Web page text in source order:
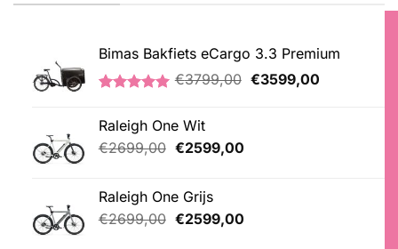
Bimas Bakfiets eCargo 3.3 Premium
gebaseerd
op
klantbeoordelingen
€3799,00 Oorspronkelijke
€3599,00Huidige
Raleigh One Wit
€2699,00 Oorspronkelijke
€2699,00.
€2599,00Huidige
Raleigh One Grijs
€2699,00 Oorspronkelijke
€2599,00Huidige